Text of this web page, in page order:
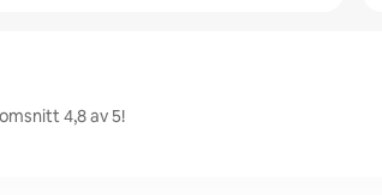
4,8 av 5!